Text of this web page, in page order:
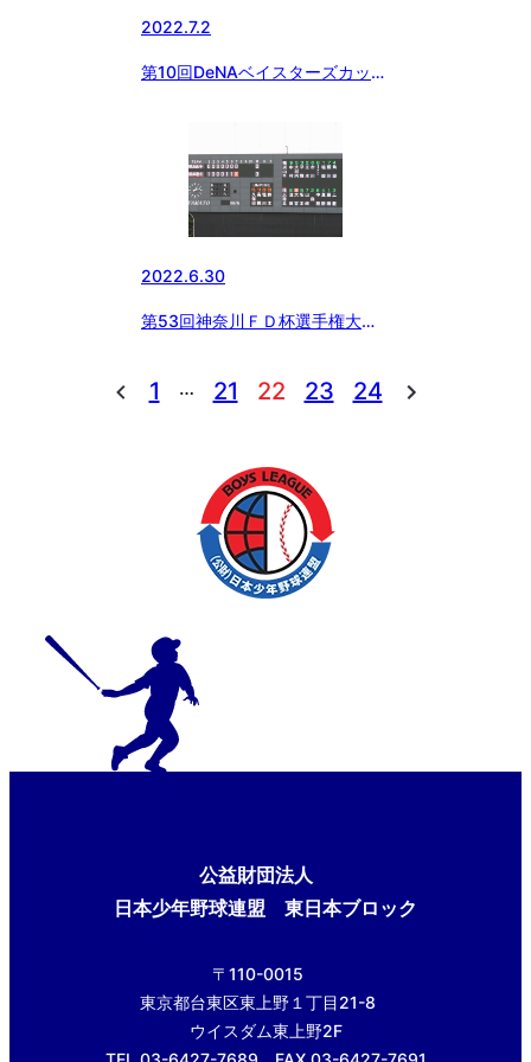
2022.7.2
第10回DeNAベイスターズカップ
2022.6.30
第53回神奈川ＦＤ杯選手権大会
1 … 21 22 23 24
公益財団法人
日本少年野球連盟 東日本ブロック
〒110-0015
東京都台東区東上野１丁目21-8
ウイスダム東上野2F